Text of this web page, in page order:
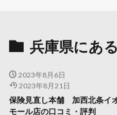
兵庫県にあ
2023年8月6日
2023年8月21日
保険見直し本舗 加西北条イ
モール店の口コミ・評判